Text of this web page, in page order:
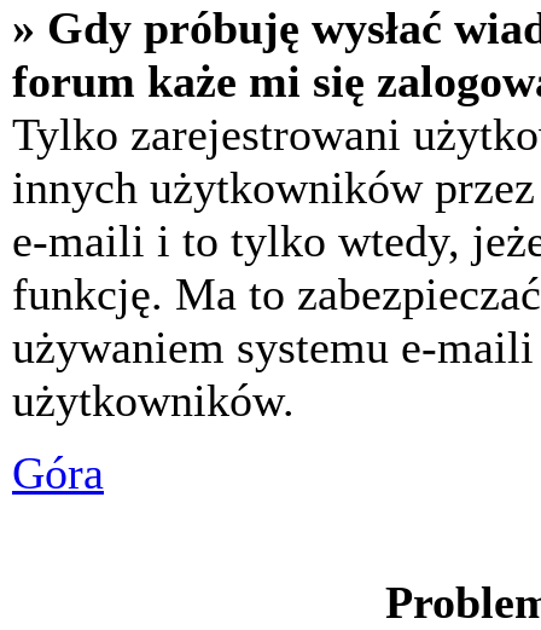
» Gdy próbuję wysłać
forum każe mi się
Tylko zarejestrowani
innych użytkowników
e-maili i to tylko wtedy,
funkcję. Ma to
używaniem systemu e-
użytkowników.
Góra